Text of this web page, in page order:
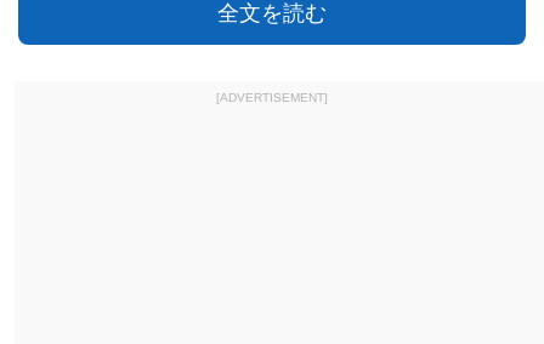
全文を読む
[ADVERTISEMENT]